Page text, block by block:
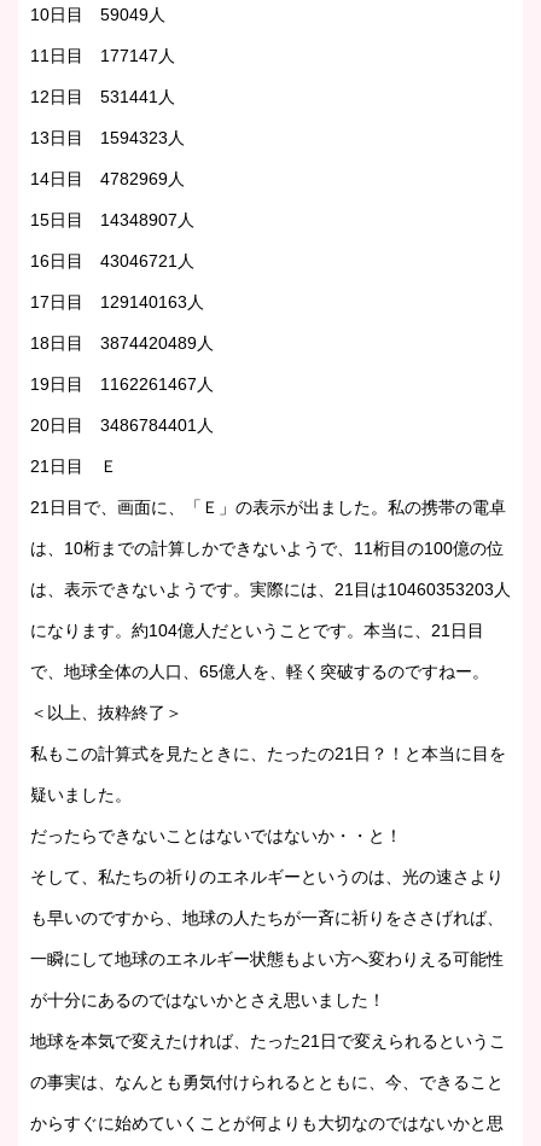
10日目 59049人
11日目 177147人
12日目 531441人
13日目 1594323人
14日目 4782969人
15日目 14348907人
16日目 43046721人
17日目 129140163人
18日目 3874420489人
19日目 1162261467人
20日目 3486784401人
21日目 Ｅ
21日目で、画面に、「Ｅ」の表示が出ました。私の携帯の電卓
は、10桁までの計算しかできないようで、11桁目の100億の位
は、表示できないようです。実際には、21目は10460353203人
になります。約104億人だということです。本当に、21日目
で、地球全体の人口、65億人を、軽く突破するのですねー。
＜以上、抜粋終了＞
私もこの計算式を見たときに、たったの21日？！と本当に目を
疑いました。
だったらできないことはないではないか・・と！
そして、私たちの祈りのエネルギーというのは、光の速さより
も早いのですから、地球の人たちが一斉に祈りをささげれば、
一瞬にして地球のエネルギー状態もよい方へ変わりえる可能性
が十分にあるのではないかとさえ思いました！
地球を本気で変えたければ、たった21日で変えられるというこ
の事実は、なんとも勇気付けられるとともに、今、できること
からすぐに始めていくことが何よりも大切なのではないかと思